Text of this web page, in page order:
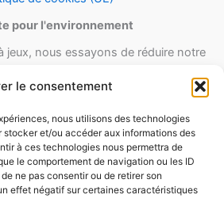
le consentement
nous utilisons des technologies
stocker et/ou accéder aux informations des
à ces technologies nous permettra de
le comportement de navigation ou les ID
ne pas consentir ou de retirer son
effet négatif sur certaines caractéristiques
pour l'environnement
jeux, nous essayons de réduire notre
de matériel d’emballage lors de